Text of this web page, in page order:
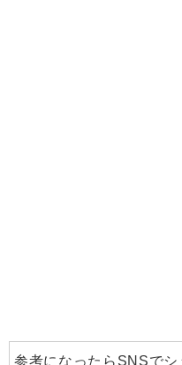
参考になったらSNSでシ